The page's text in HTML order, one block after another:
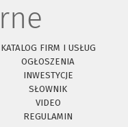
KATALOG FIRM I USŁUG
OGŁOSZENIA
INWESTYCJE
SŁOWNIK
VIDEO
REGULAMIN